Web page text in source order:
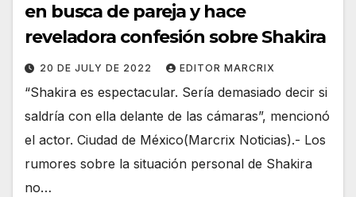
en busca de pareja y hace
reveladora confesión sobre Shakira
20 DE JULY DE 2022 EDITOR MARCRIX
“Shakira es espectacular. Sería demasiado decir si
saldría con ella delante de las cámaras”, mencionó
el actor. Ciudad de México(Marcrix Noticias).- Los
rumores sobre la situación personal de Shakira
no…